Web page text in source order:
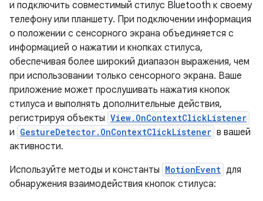
и подключить совместимый стилус Bluetooth к своему
телефону или планшету. При подключении информация
о положении с сенсорного экрана объединяется с
информацией о нажатии и кнопках стилуса,
обеспечивая более широкий диапазон выражения, чем
при использовании только сенсорного экрана. Ваше
приложение может прослушивать нажатия кнопок
стилуса и выполнять дополнительные действия,
регистрируя объекты View.OnContextClickListener
и GestureDetector.OnContextClickListener в вашей
активности.
Используйте методы и константы MotionEvent для
обнаружения взаимодействия кнопок стилуса: